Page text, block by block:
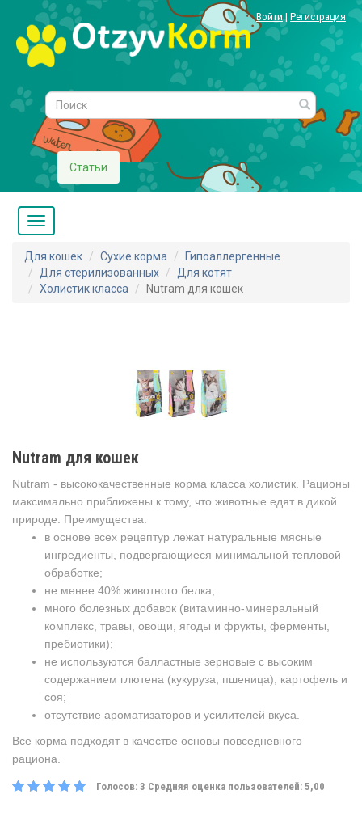
Войти| Регистрация
Статьи
Для кошек Сухие корма
Гипоаллергенные
Для стерилизованных
Для котят
Холистик класса
Nutram для кошек
Nutram для кошек
Nutram - высококачественные корма класса холистик. Рационы
максимально приближены к тому, что животные едят в дикой
природе. Преимущества:
в основе всех рецептур лежат натуральные мясные
ингредиенты, подвергающиеся минимальной тепловой
обработке;
не менее 40% животного белка;
много болезных добавок (витаминно-минеральный
комплекс, травы, овощи, ягоды и фрукты, ферменты,
пребиотики);
не используются балластные зерновые с высоким
содержанием глютена (кукуруза, пшеница), картофель и
соя;
отсутствие ароматизаторов и усилителей вкуса.
Все корма подходят в качестве основы повседневного
рациона.
Голосов: 3 Средняя оценка пользователей: 5,00